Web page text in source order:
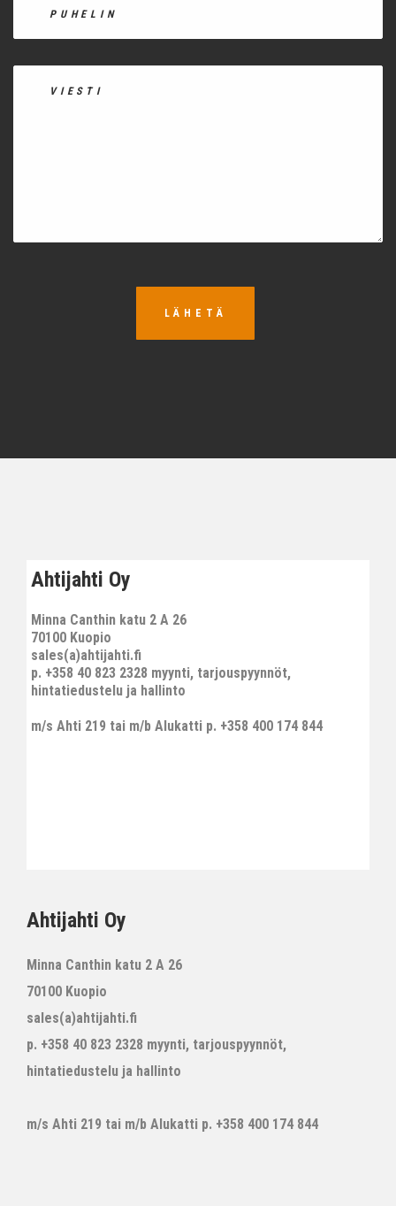
LÄHETÄ
Ahtijahti Oy
Minna Canthin katu 2 A 26
70100 Kuopio
sales(a)ahtijahti.fi
p. +358 40 823 2328 myynti, tarjouspyynnöt,
hintatiedustelu ja hallinto
m/s Ahti 219 tai m/b Alukatti p. +358 400 174 844
Ahtijahti Oy
Minna Canthin katu 2 A 26
70100 Kuopio
sales(a)ahtijahti.fi
p. +358 40 823 2328 myynti, tarjouspyynnöt,
hintatiedustelu ja hallinto
m/s Ahti 219 tai m/b Alukatti p. +358 400 174 844